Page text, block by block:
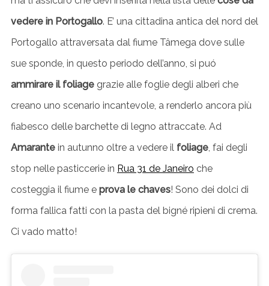
vedere in Portogallo. E’ una cittadina antica del nord del
Portogallo attraversata dal fiume Tâmega dove sulle
sue sponde, in questo periodo dell’anno, si puó
ammirare il foliagegrazie alle foglie degli alberi che
creano uno scenario incantevole, a renderlo ancora più
fiabesco delle barchette di legno attraccate. Ad
Amarante in autunno oltre a vedere il foliage, fai degli
stop nelle pasticcerie in Rua 31 de Janeiro che
costeggia il fiume e prova le chaves! Sono dei dolci di
forma fallica fatti con la pasta del bigné ripieni di crema.
Ci vado matto!